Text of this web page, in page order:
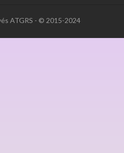
ATGRS - © 2015-2024